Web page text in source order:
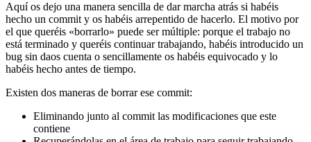
Aquí os dejo una manera sencilla de dar marcha atrás si habéis
hecho un commit y os habéis arrepentido de hacerlo. El motivo por
el que queréis «borrarlo» puede ser múltiple: porque el trabajo no
está terminado y queréis continuar trabajando, habéis introducido un
bug sin daos cuenta o sencillamente os habéis equivocado y lo
habéis hecho antes de tiempo.
Existen dos maneras de borrar ese commit:
Eliminando junto al commit las modificaciones que este
contiene